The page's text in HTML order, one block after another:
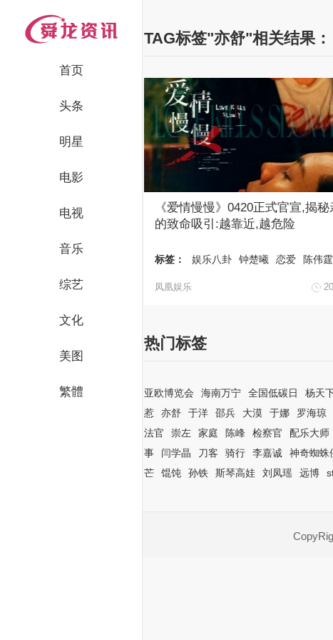
首页
头条
明星
电影
电视
音乐
综艺
文化
美图
繁體
TAG标签"亦舒"相关结果：
《爱情慢慢》0420正式官宣,揭
的致命吸引:越靠近,越危险
标签： 娱乐八卦 钟楚曦 恋爱 陈伟霆
凤凰娱乐
热门标签
亚欧博览会 海南万宁 全国低碳日 杨天
惹
亦舒 于洋 邵兵 大漠 于娜 罗海琼
法官
崇左 家庭 陈峰 检察官 配乐大师
事
闫学晶 刀客 骑行 李嘉诚 神奇蜘蛛
芒
馄饨 孙铁 斯琴高娃 刘凤瑶 远博